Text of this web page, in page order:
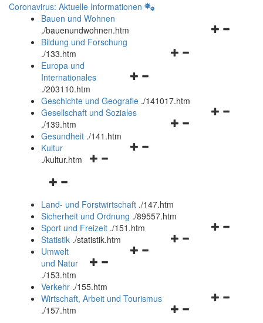
Coronavirus: Aktuelle Informationen
Bauen und Wohnen
./bauenundwohnen.htm
Navigationsmenü
Bildung und Forschung
./133.htm
Navigationsmenü
und
schließen
Europa und
Internationales
./203110.htm
Geschichte und Geografie ./141017.htm
Navigationsmenü
Gesellschaft und Soziales
./139.htm
Navigationsmenü
Gesundheit ./141.htm
Navigationsmenü
Kultur
./kultur.htm
Navigationsmenü
und
schließen
Land- und Forstwirtschaft ./147.htm
Sicherheit und Ordnung ./89557.htm
Navigationsmenü
Sport und Freizeit ./151.htm
Navigationsmenü
Statistik ./statistik.htm
Navigationsmenü
und
schließen
Umwelt
und Natur
./153.htm
Verkehr ./155.htm
Navigationsmenü
Wirtschaft, Arbeit und Tourismus
./157.htm